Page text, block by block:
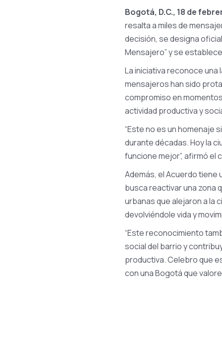
Bogotá, D.C., 18 de
resalta a miles de
decisión, se designa
Mensajero” y se
La iniciativa reconoce una
mensajeros han sido
compromiso en
actividad productiva y
“Este no es un homenaje
durante décadas. Hoy la
funcione mejor”, afirmó el
Además, el Acuerdo tiene
busca reactivar una zona
urbanas que alejaron a la
devolviéndole vida y
“Este reconocimiento
social del barrio y
productiva. Celebro que
con una Bogotá que